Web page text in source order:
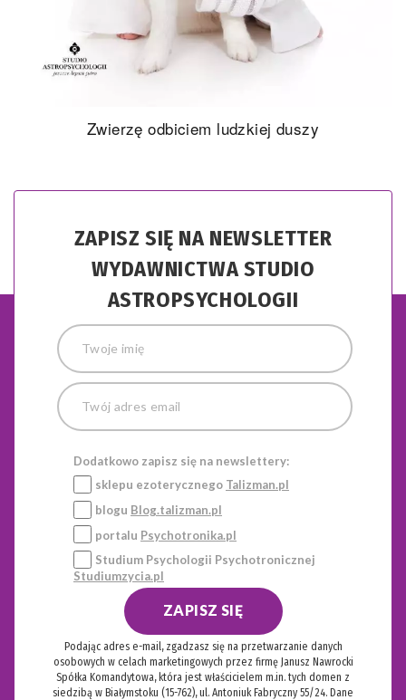
Zwierzę odbiciem ludzkiej duszy
ZAPISZ SIĘ NA NEWSLETTER
WYDAWNICTWA STUDIO
ASTROPSYCHOLOGII
Dodatkowo zapisz się na newslettery:
sklepu ezoterycznego Talizman.pl
blogu Blog.talizman.pl
portalu Psychotronika.pl
Studium Psychologii Psychotronicznej
Studiumzycia.pl
ZAPISZ SIĘ
Podając adres e-mail, zgadzasz się na przetwarzanie danych
osobowych w celach marketingowych przez firmę Janusz Nawrocki
Spółka Komandytowa, która jest właścicielem m.in. tych domen z
siedzibą w Białymstoku (15-762), ul. Antoniuk Fabryczny 55/24. Dane